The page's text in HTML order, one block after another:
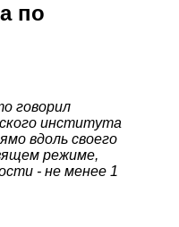
по
говорил
института
вдоль своего
режиме,
- не менее 1